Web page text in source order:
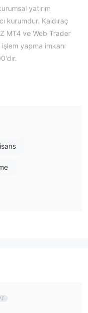
yatırım
kurumdur. Kaldıraç
MT4 ve Web Trader
yapma imkanı
sahip
yatırım
şunlardır: